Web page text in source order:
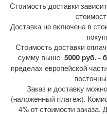
Стоимость доставки
Доставка не включена в
Стоимость доставки
сумму выше 5000 руб. -
пределах европейской
Заказ и доставку
(наложенный платёж).
4% от стоимости заказа.